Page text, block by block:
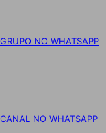
GRUPO NO WHATSAPP
CANAL NO WHATSAPP